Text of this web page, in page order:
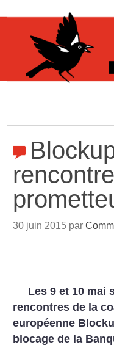
30 juin 2015 par
Les 9 et 10 mai
rencontres de la
européenne
blocage de la